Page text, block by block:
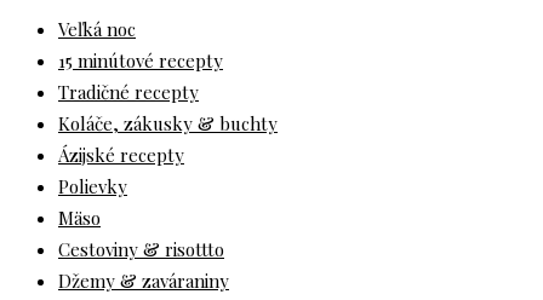
Veľká noc
15 minútové recepty
Tradičné recepty
Koláče, zákusky & buchty
Ázijské recepty
Polievky
Mäso
Cestoviny & risottto
Džemy & zaváraniny